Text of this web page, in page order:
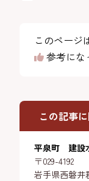
このページ
参考にな
この記事
平泉町 建設
〒029-4192
岩手県西磐井